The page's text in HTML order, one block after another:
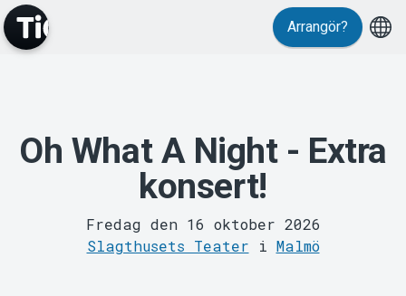
Evenemang
MyTickster
Arrangör?
Oh What A Night - Extra
konsert!
Fredag den 16 oktober 2026
Slagthusets Teater i Malmö